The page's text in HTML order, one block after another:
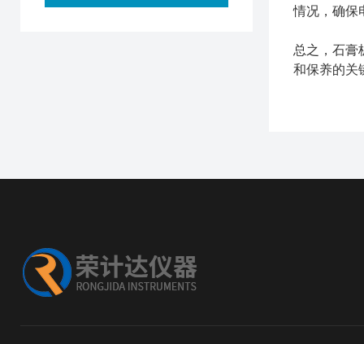
情况，确保
总之，石膏
和保养的关